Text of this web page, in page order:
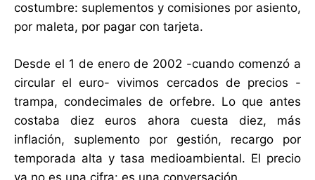
costumbre: suplementos y comisiones por asiento,
por maleta, por pagar con tarjeta.
Desde el 1 de enero de 2002 -cuando comenzó a
circular el euro- vivimos cercados de precios -
trampa, condecimales de orfebre. Lo que antes
costaba diez euros ahora cuesta diez, más
inflación, suplemento por gestión, recargo por
temporada alta y tasa medioambiental. El precio